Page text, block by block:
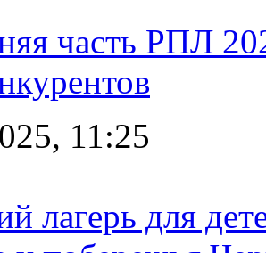
часть РПЛ
11:25
лагерь для